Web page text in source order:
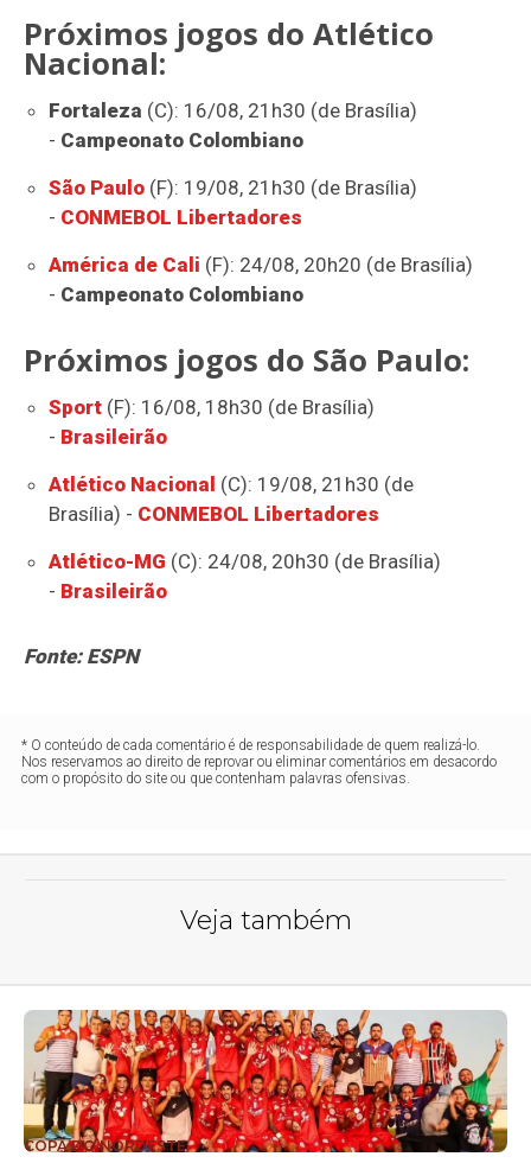
Próximos jogos do Atlético
Nacional:
Fortaleza (C): 16/08, 21h30 (de Brasília)
- Campeonato Colombiano
São Paulo(F): 19/08, 21h30 (de Brasília)
- CONMEBOL Libertadores
América de Cali (F): 24/08, 20h20 (de Brasília)
- Campeonato Colombiano
Próximos jogos do São Paulo:
Sport(F): 16/08, 18h30 (de Brasília)
- Brasileirão
Atlético Nacional (C): 19/08, 21h30 (de
Brasília) - CONMEBOL Libertadores
Atlético-MG (C): 24/08, 20h30 (de Brasília)
- Brasileirão
Fonte: ESPN
* O conteúdo de cada comentário é de responsabilidade de quem realizá-lo.
Nos reservamos ao direito de reprovar ou eliminar comentários em desacordo
com o propósito do site ou que contenham palavras ofensivas.
Veja também
COPA DO NORDESTE